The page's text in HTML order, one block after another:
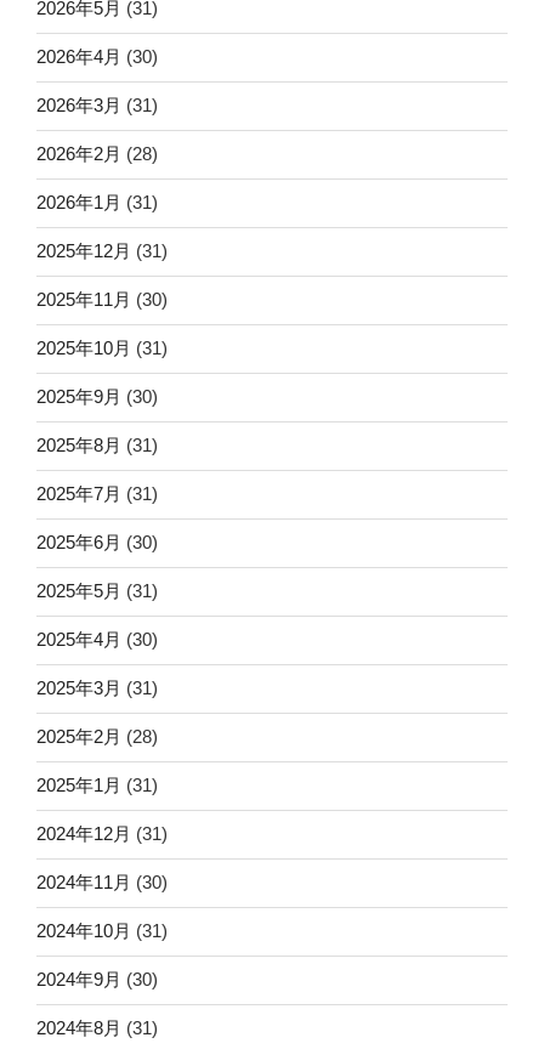
2026年5月 (31)
2026年4月 (30)
2026年3月 (31)
2026年2月 (28)
2026年1月 (31)
2025年12月 (31)
2025年11月 (30)
2025年10月 (31)
2025年9月 (30)
2025年8月 (31)
2025年7月 (31)
2025年6月 (30)
2025年5月 (31)
2025年4月 (30)
2025年3月 (31)
2025年2月 (28)
2025年1月 (31)
2024年12月 (31)
2024年11月 (30)
2024年10月 (31)
2024年9月 (30)
2024年8月 (31)